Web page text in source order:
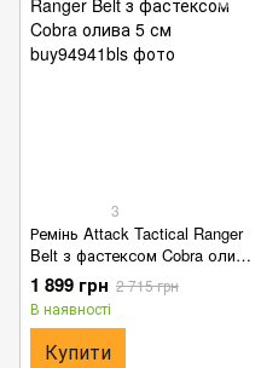
3
Ремінь Attack Tactical Ranger
Belt з фастексом Cobra олива
5 см
1 899 грн 2 715 грн
В наявності
Купити